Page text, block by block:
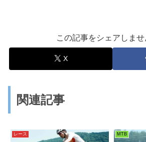
この記事をシェアしませ
X
関連記事
レース MTB